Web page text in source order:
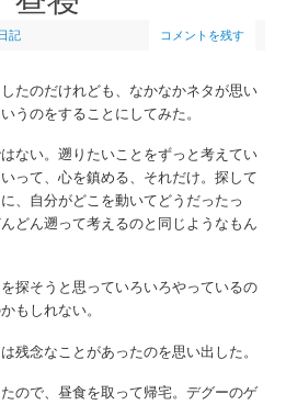
記 コメントを残す
たのだけれども、なかなかネタが思い
うのをすることにしてみた。
ない。遡りたいことをずっと考えてい
って、心を鎮める、それだけ。探して
、自分がどこを動いてどうだったっ
どん遡って考えるのと同じようなもん
探そうと思っていろいろやっているの
もしれない。
残念なことがあったのを思い出した。
ので、昼食を取って帰宅。デグーのゲ